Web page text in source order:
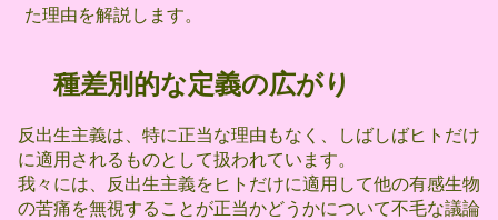
た理由を解説します。
​​種差別的な定義の広がり
​反出生主義は、特に正当な理由もなく、しばしばヒトだけ
に適用されるものとして扱われています。
我々には、反出生主義をヒトだけに適用して他の有感生物
の苦痛を無視することが正当かどうかについて不毛な議論